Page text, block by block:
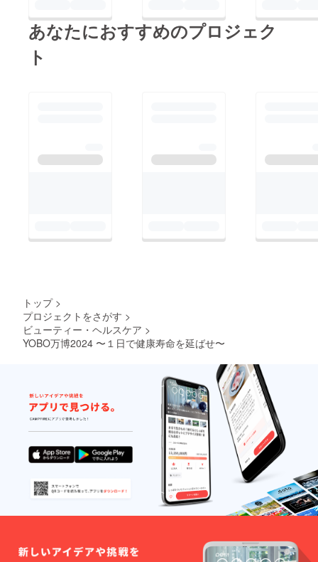
あなたにおすすめのプロジェク
ト
トップ >
プロジェクトをさがす >
ビューティー・ヘルスケア >
YOBO万博2024 〜１日で健康寿命を延ばせ〜